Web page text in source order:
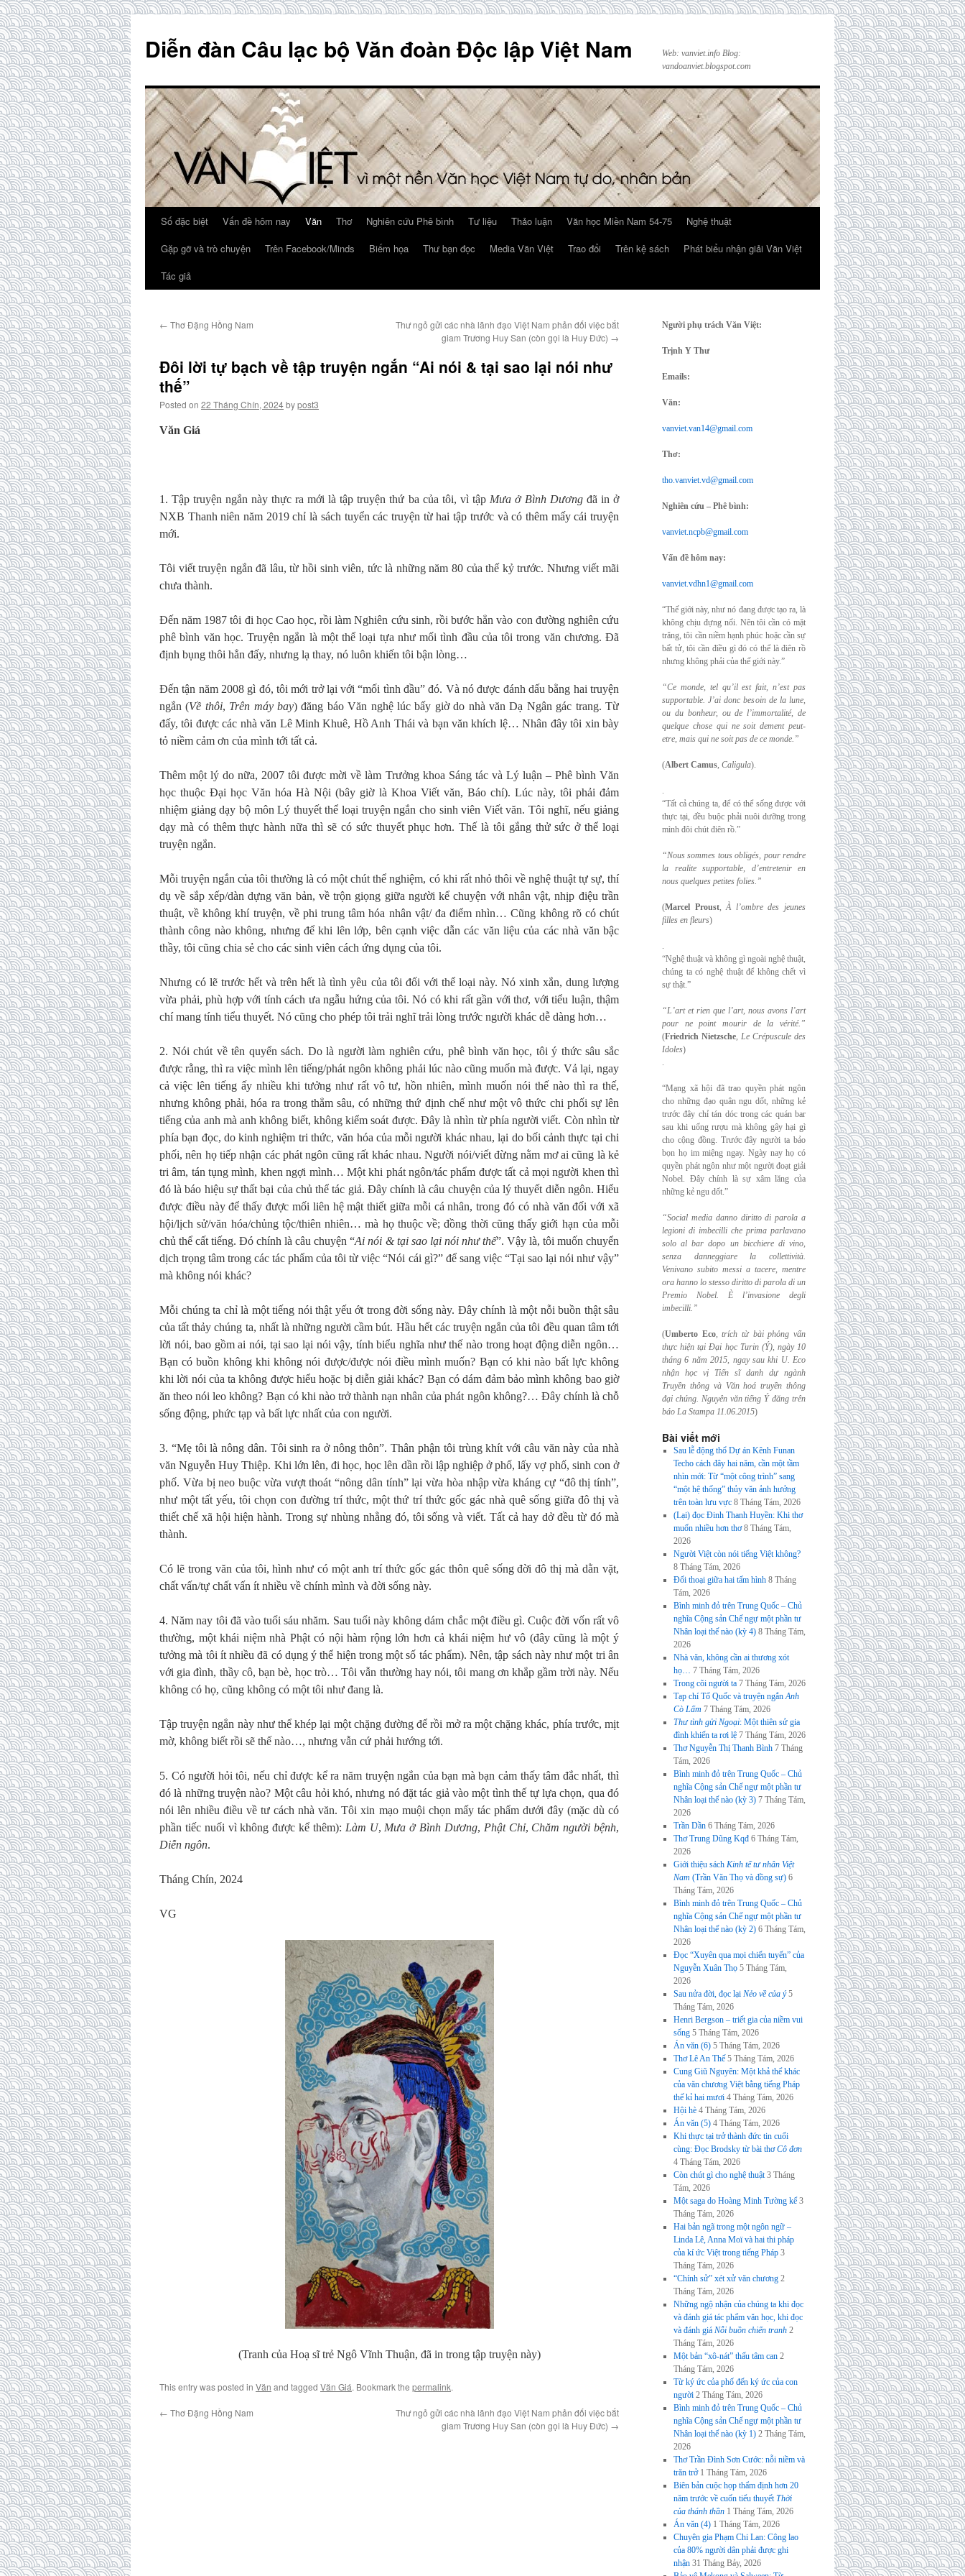
content
Diễn đàn Câu lạc bộ Văn đoàn Độc lập Việt Nam
Web: vanviet.info Blog:
vandoanviet.blogspot.com
Số đặc biệt Vấn đề hôm nay Văn Thơ Nghiên cứu Phê bình Tư liệu Thảo luận Văn học Miền Nam 54-75
Nghệ thuật
Gặp gỡ và trò chuyện
Trên Facebook/Minds Biếm họa Thư bạn đọc Media Văn Việt Trao đổi Trên kệ sách
Phát biểu nhận giải Văn Việt
Tác giả
← Thơ Đặng Hồng Nam
Thư ngỏ gửi các nhà lãnh đạo Việt Nam phản đối việc bắt
giam Trương Huy San (còn gọi là Huy Đức) →
Đôi lời tự bạch về tập truyện ngắn “Ai nói & tại sao lại nói như
thế”
Posted on 22 Tháng Chín, 2024bypost3
Văn Giá
1. Tập truyện ngắn này thực ra mới là tập truyện thứ ba của tôi, vì tập Mưa ở Bình Dươngđã in ở
NXB Thanh niên năm 2019 chỉ là sách tuyển các truyện từ hai tập trước và có thêm mấy cái truyện
mới.
Tôi viết truyện ngắn đã lâu, từ hồi sinh viên, tức là những năm 80 của thế kỷ trước. Nhưng viết mãi
chưa thành.
Đến năm 1987 tôi đi học Cao học, rồi làm Nghiên cứu sinh, rồi bước hẳn vào con đường nghiên cứu
phê bình văn học. Truyện ngắn là một thể loại tựa như mối tình đầu của tôi trong văn chương. Đã
định bụng thôi hẳn đấy, nhưng lạ thay, nó luôn khiến tôi bận lòng…
Đến tận năm 2008 gì đó, tôi mới trở lại với “mối tình đầu” đó. Và nó được đánh dấu bằng hai truyện
ngắn (Về thôi, Trên máy bay) đăng báo Văn nghệ lúc bấy giờ do nhà văn Dạ Ngân gác trang. Từ
đấy, tôi được các nhà văn Lê Minh Khuê, Hồ Anh Thái và bạn văn khích lệ… Nhân đây tôi xin bày
tỏ niềm cảm ơn của mình tới tất cả.
Thêm một lý do nữa, 2007 tôi được mời về làm Trưởng khoa Sáng tác và Lý luận – Phê bình Văn
học thuộc Đại học Văn hóa Hà Nội (bây giờ là Khoa Viết văn, Báo chí). Lúc này, tôi phải đảm
nhiệm giảng dạy bộ môn Lý thuyết thể loại truyện ngắn cho sinh viên Viết văn. Tôi nghĩ, nếu giảng
dạy mà có thêm thực hành nữa thì sẽ có sức thuyết phục hơn. Thế là tôi gắng thử sức ở thể loại
truyện ngắn.
Mỗi truyện ngắn của tôi thường là có một chút thể nghiệm, có khi rất nhỏ thôi về nghệ thuật tự sự, thí
dụ về sắp xếp/dàn dựng văn bản, về trộn giọng giữa người kể chuyện với nhân vật, nhịp điệu trần
thuật, về không khí truyện, về phi trung tâm hóa nhân vật/ đa điểm nhìn… Cũng không rõ có chút
thành công nào không, nhưng để khi lên lớp, bên cạnh việc dẫn các văn liệu của các nhà văn bậc
thầy, tôi cũng chia sẻ cho các sinh viên cách ứng dụng của tôi.
Nhưng có lẽ trước hết và trên hết là tình yêu của tôi đối với thể loại này. Nó xinh xắn, dung lượng
vừa phải, phù hợp với tính cách ưa ngẫu hứng của tôi. Nó có khi rất gần với thơ, với tiểu luận, thậm
chí mang tính tiểu thuyết. Nó cũng cho phép tôi trải nghĩ trải lòng trước người khác dễ dàng hơn…
2. Nói chút về tên quyển sách. Do là người làm nghiên cứu, phê bình văn học, tôi ý thức sâu sắc
được rằng, thì ra việc mình lên tiếng/phát ngôn không phải lúc nào cũng muốn mà được. Vả lại, ngay
cả việc lên tiếng ấy nhiều khi tưởng như rất vô tư, hồn nhiên, mình muốn nói thế nào thì ra thế,
nhưng không phải, hóa ra trong thẳm sâu, có những thứ định chế như một vô thức chi phối sự lên
tiếng của anh mà anh không biết, không kiểm soát được. Đây là nhìn từ phía người viết. Còn nhìn từ
phía bạn đọc, do kinh nghiệm tri thức, văn hóa của mỗi người khác nhau, lại do bối cảnh thực tại chi
phối, nên họ tiếp nhận các phát ngôn cũng rất khác nhau. Người nói/viết đừng nằm mơ ai cũng là kẻ
tri âm, tán tụng mình, khen ngợi mình… Một khi phát ngôn/tác phẩm được tất cả mọi người khen thì
đó là báo hiệu sự thất bại của chủ thể tác giả. Đây chính là câu chuyện của lý thuyết diễn ngôn. Hiểu
được điều này để thấy được mối liên hệ mật thiết giữa mỗi cá nhân, trong đó có nhà văn đối với xã
hội/lịch sử/văn hóa/chủng tộc/thiên nhiên… mà họ thuộc về; đồng thời cũng thấy giới hạn của mỗi
chủ thể cất tiếng. Đó chính là câu chuyện “Ai nói & tại sao lại nói như thế”. Vậy là, tôi muốn chuyển
dịch trọng tâm trong các tác phẩm của tôi từ việc “Nói cái gì?” để sang việc “Tại sao lại nói như vậy”
mà không nói khác?
Mỗi chúng ta chỉ là một tiếng nói thật yếu ớt trong đời sống này. Đây chính là một nỗi buồn thật sâu
của tất thảy chúng ta, nhất là những người cầm bút. Hầu hết các truyện ngắn của tôi đều quan tâm tới
lời nói, bao gồm ai nói, tại sao lại nói vậy, tính biểu nghĩa như thế nào trong hoạt động diễn ngôn…
Bạn có buồn không khi không nói được/được nói điều mình muốn? Bạn có khi nào bất lực không
khi lời nói của ta không được hiểu hoặc bị diễn giải khác? Bạn có dám đảm bảo mình không bao giờ
ăn theo nói leo không? Bạn có khi nào trở thành nạn nhân của phát ngôn không?… Đây chính là chỗ
sống động, phức tạp và bất lực nhất của con người.
3. “Mẹ tôi là nông dân. Tôi sinh ra ở nông thôn”. Thân phận tôi trùng khít với câu văn này của nhà
văn Nguyễn Huy Thiệp. Khi lớn lên, đi học, học lên dần rồi lập nghiệp ở phố, lấy vợ phố, sinh con ở
phố. Vừa bị neo buộc vừa vượt thoát “nông dân tính” lại vừa hòa nhập vừa kháng cự “đô thị tính”,
như một tất yếu, tôi chọn con đường trí thức, một thứ trí thức gốc gác nhà quê sống giữa đô thị và
thiết chế xã hội hiện hành. Trong sự nhùng nhằng đó, tôi sống và viết. Tất cả hay dở đều từ đó mà
thành.
Có lẽ trong văn của tôi, hình như có một anh trí thức gốc gác thôn quê sống đời đô thị mà dằn vặt,
chất vấn/tự chất vấn ít nhiều về chính mình và đời sống này.
4. Năm nay tôi đã vào tuổi sáu nhăm. Sau tuổi này không dám chắc một điều gì. Cuộc đời vốn rất vô
thường, một khái niệm nhà Phật có nội hàm rộng lớn hơn cả khái niệm hư vô (đây cũng là một ý
tưởng mà tôi ít nhiều đã có dụng ý thể hiện trong một số tác phẩm). Nên, tập sách này như một tri ân
với gia đình, thầy cô, bạn bè, học trò… Tôi vẫn thường hay nói, tôi mang ơn khắp gầm trời này. Nếu
không có họ, cũng không có một tôi như đang là.
Tập truyện ngắn này như thể khép lại một chặng đường để rồi mở ra một chặng khác, phía trước, mịt
mờ, không biết rồi sẽ thế nào…, nhưng vẫn cứ phải hướng tới.
5. Có người hỏi tôi, nếu chỉ được kể ra năm truyện ngắn của bạn mà bạn cảm thấy tâm đắc nhất, thì
đó là những truyện nào? Một câu hỏi khó, nhưng nó đặt tác giả vào một tình thế tự lựa chọn, qua đó
nói lên nhiều điều về tư cách nhà văn. Tôi xin mạo muội chọn mấy tác phẩm dưới đây (mặc dù có
phần tiếc nuối vì không được kể thêm): Làm U, Mưa ở Bình Dương, Phật Chỉ, Chăm người bệnh,
Diễn ngôn.
Tháng Chín, 2024
VG
(Tranh của Hoạ sĩ trẻ Ngô Vĩnh Thuận, đã in trong tập truyện này)
This entry was posted in Văn and tagged Văn Giá. Bookmark the permalink.
← Thơ Đặng Hồng Nam
Thư ngỏ gửi các nhà lãnh đạo Việt Nam phản đối việc bắt
giam Trương Huy San (còn gọi là Huy Đức) →
Người phụ trách Văn Việt:
Trịnh Y Thư
Emails:
Văn:
vanviet.van14@gmail.com
Thơ:
tho.vanviet.vd@gmail.com
Nghiên cứu – Phê bình:
vanviet.ncpb@gmail.com
Vấn đề hôm nay:
vanviet.vdhn1@gmail.com
“Thế giới này, như nó đang được tạo ra, là
không chịu đựng nổi. Nên tôi cần có mặt
trăng, tôi cần niềm hạnh phúc hoặc cần sự
bất tử, tôi cần điều gì đó có thể là điên rồ
nhưng không phải của thế giới này.”
“Ce monde, tel qu’il est fait, n’est pas
supportable. J’ai donc besoin de la lune,
ou du bonheur, ou de l’immortalité, de
quelque chose qui ne soit dement peut-
etre, mais qui ne soit pas de ce monde.”
(Albert Camus, Caligula).
.
“Tất cả chúng ta, để có thể sống được với
thực tại, đều buộc phải nuôi dưỡng trong
mình đôi chút điên rồ.”
“Nous sommes tous obligés, pour rendre
la realite supportable, d’entretenir en
nous quelques petites folies.”
(Marcel Proust,À l’ombre des jeunes
filles en fleurs)
.
“Nghệ thuật và không gì ngoài nghệ thuật,
chúng ta có nghệ thuật để không chết vì
sự thật.”
“L’art et rien que l’art, nous avons l’art
pour ne point mourir de la vérité.”
(Friedrich Nietzsche, Le Crépuscule des
Idoles)
.
“Mạng xã hội đã trao quyền phát ngôn
cho những đạo quân ngu dốt, những kẻ
trước đây chỉ tán dóc trong các quán bar
sau khi uống rượu mà không gây hại gì
cho cộng đồng. Trước đây người ta bảo
bọn họ im miệng ngay. Ngày nay họ có
quyền phát ngôn như một người đoạt giải
Nobel. Đây chính là sự xâm lăng của
những kẻ ngu dốt.”
“Social media danno diritto di parola a
legioni di imbecilli che prima parlavano
solo albar dopo un bicchiere di vino,
senza danneggiare la collettività.
Venivano subito messi a tacere, mentre
ora hanno lo stesso diritto di parola di un
Premio Nobel. È l’invasione degli
imbecilli.”
(Umberto Eco,trích từ bài phỏng vấn
thực hiện tại Đại học Turin (Ý), ngày 10
tháng 6 năm 2015, ngay sau khi U. Eco
nhận học vị Tiến sĩ danh dự ngành
Truyền thông và Văn hoá truyền thông
đại chúng. Nguyên văn tiếng Ý đăng trên
báo La Stampa 11.06.2015)
Bài viết mới
Sau lễ động thổ Dự án Kênh Funan
Techo cách đây hai năm, cần một tầm
nhìn mới: Từ “một công trình” sang
“một hệ thống” thủy văn ảnh hưởng
trên toàn lưu vực 8 Tháng Tám, 2026
(Lại) đọc Đinh Thanh Huyền: Khi thơ
muốn nhiều hơn thơ 8 Tháng Tám,
2026
Người Việt còn nói tiếng Việt không?
8 Tháng Tám, 2026
Đối thoại giữa hai tấm hình 8 Tháng
Tám, 2026
Bình minh đỏ trên Trung Quốc – Chủ
nghĩa Cộng sản Chế ngự một phần tư
Nhân loại thế nào (kỳ 4) 8 Tháng Tám,
2026
Nhà văn, không cần ai thương xót
họ… 7 Tháng Tám, 2026
Trong cõi người ta 7 Tháng Tám, 2026
Tạp chí Tổ Quốc và truyện ngắnAnh
Cò Lấm 7 Tháng Tám, 2026
Thư tình gửi Ngoại: Một thiên sử gia
đình khiến ta rơi lệ 7 Tháng Tám, 2026
Thơ Nguyễn Thị Thanh Bình 7 Tháng
Tám, 2026
Bình minh đỏ trên Trung Quốc – Chủ
nghĩa Cộng sản Chế ngự một phần tư
Nhân loại thế nào (kỳ 3) 7 Tháng Tám,
2026
Trần Dần 6 Tháng Tám, 2026
Thơ Trung Dũng Kqđ 6 Tháng Tám,
2026
Giới thiệu sách Kinh tế tư nhân Việt
Nam (Trần Văn Thọ và đồng sự) 6
Tháng Tám, 2026
Bình minh đỏ trên Trung Quốc – Chủ
nghĩa Cộng sản Chế ngự một phần tư
Nhân loại thế nào (kỳ 2) 6 Tháng Tám,
2026
Đọc “Xuyên qua mọi chiến tuyến” của
Nguyễn Xuân Thọ 5 Tháng Tám,
2026
Sau nửa đời, đọc lại Nẻo về của ý 5
Tháng Tám, 2026
Henri Bergson – triết gia của niềm vui
sống 5 Tháng Tám, 2026
Án văn (6) 5 Tháng Tám, 2026
Thơ Lê An Thế 5 Tháng Tám, 2026
Cung Giũ Nguyên: Một khả thể khác
của văn chương Việt bằng tiếng Pháp
thế kỉ hai mươi 4 Tháng Tám, 2026
Hội hè 4 Tháng Tám, 2026
Án văn (5) 4 Tháng Tám, 2026
Khi thực tại trở thành đức tin cuối
cùng: Đọc Brodsky từ bài thơCô đơn
4 Tháng Tám, 2026
Còn chút gì cho nghệ thuật 3 Tháng
Tám, 2026
Một saga do Hoàng Minh Tường kể 3
Tháng Tám, 2026
Hai bản ngã trong một ngôn ngữ –
Linda Lê, Anna Moï và hai thi pháp
của kí ức Việt trong tiếng Pháp 3
Tháng Tám, 2026
“Chính sử” xét xử văn chương 2
Tháng Tám, 2026
Những ngộ nhận của chúng ta khi đọc
và đánh giá tác phẩm văn học, khi đọc
và đánh giá Nỗi buồn chiến tranh 2
Tháng Tám, 2026
Một bản “xô-nát” thấu tâm can 2
Tháng Tám, 2026
Từ ký ức của phố đến ký ức của con
người 2 Tháng Tám, 2026
Bình minh đỏ trên Trung Quốc – Chủ
nghĩa Cộng sản Chế ngự một phần tư
Nhân loại thế nào (kỳ 1) 2 Tháng Tám,
2026
Thơ Trần Đình Sơn Cước: nỗi niềm và
trăn trở 1 Tháng Tám, 2026
Biên bản cuộc họp thẩm định hơn 20
năm trước về cuốn tiểu thuyếtThời
của thánh thần 1 Tháng Tám, 2026
Án văn (4) 1 Tháng Tám, 2026
Chuyên gia Phạm Chi Lan: Công lao
của 80% người dân phải được ghi
nhận 31 Tháng Bảy, 2026